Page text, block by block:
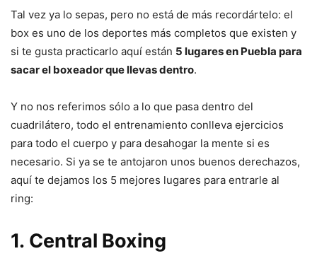
Tal vez ya lo sepas, pero no está de más recordártelo: el
box es uno de los deportes más completos que existen y
si te gusta practicarlo aquí están 5 lugares en Puebla para
sacar el boxeador que llevas dentro.
Y no nos referimos sólo a lo que pasa dentro del
cuadrilátero, todo el entrenamiento conlleva ejercicios
para todo el cuerpo y para desahogar la mente si es
necesario. Si ya se te antojaron unos buenos derechazos,
aquí te dejamos los 5 mejores lugares para entrarle al
ring:
1. Central Boxing